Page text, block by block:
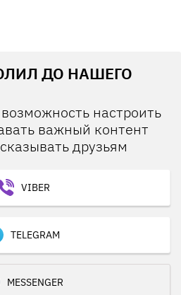
ДО НАШЕГО
настроить
важный контент
друзьям
VIBER
TELEGRAM
MESSENGER